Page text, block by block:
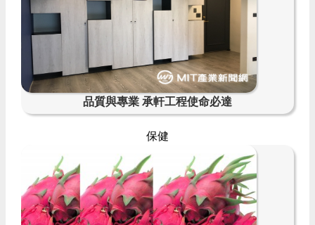
品質與專業 承軒工程使命必達
保健